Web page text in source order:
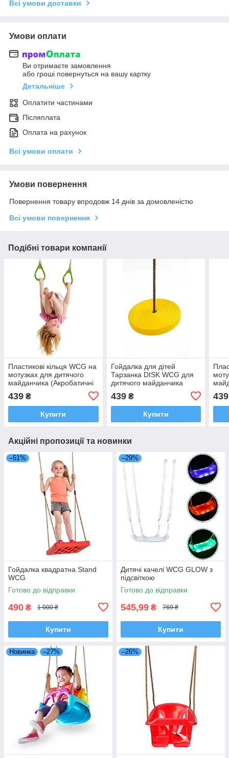
Всі умови доставки
Умови оплати
Ви отримаєте замовлення
або гроші повернуться на вашу картку
Детальніше
Оплатити частинами
Післяплата
Оплата на рахунок
Всі умови оплати
Умови повернення
Повернення товару впродовж 14 днів за домовленістю
Всі умови повернення
Подібні товари компанії
Пластикові кільця WCG на
мотузках для дитячого
майданчика (Акробатичні
439 ₴
Купити
Гойдалка для дітей
Тарзанка DISK WCG для
дитячого майданчика
439₴
Купити
439
Акційні пропозиції та новинки
–51%
Гойдалка квадратна Stand
WCG
Готово до відправки
490 ₴ 1 000 ₴
Купити
–29%
Дитячі качелі WCG GLOW з
підсвіткою
Готово до відправки
545,99 ₴ 769 ₴
Купити
Новинка –27% –26%